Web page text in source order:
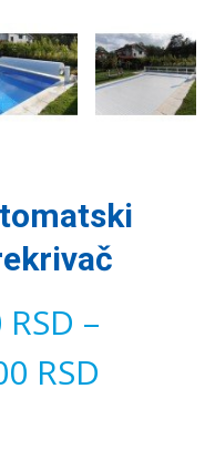
RSD –
RSD